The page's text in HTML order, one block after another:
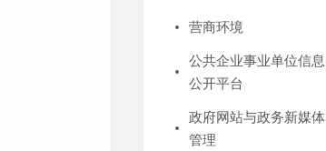
营商环境
公共企业事业单位信息
公开平台
政府网站与政务新媒体
管理